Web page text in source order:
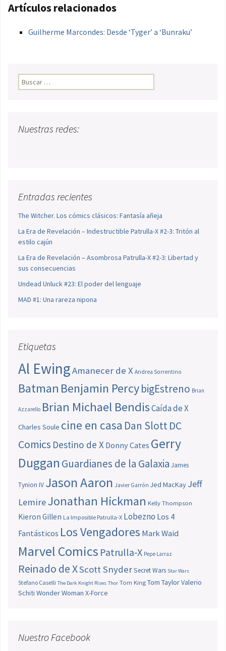
Artículos relacionados
Guilherme Marcondes: Desde ‘Tyger’ a ‘Bunraku’
Buscar:
Nuestras redes:
Entradas recientes
The Witcher. Los cómics clásicos: Fantasía añeja
La Era de Revelación – Indestructible Patrulla-X #2-3: Tritón al
estilo cajún
La Era de Revelación – Asombrosa Patrulla-X #2-3: Libertad y
sus consecuencias
Undead Unluck #23: El poder del lenguaje
MAD #1: Una rareza nipona
Etiquetas
Al EwingAmanecer de X Andrea Sorrentino
Batman Benjamin PercybigEstreno Brian
Azzarello Brian Michael BendisCaída de X
Charles Soule cine en casa Dan SlottDC
Comics Destino de X Donny Cates Gerry
Duggan Guardianes de la Galaxia James
Tynion IV Jason Aaron Javier Garrón Jed MacKay Jeff
LemireJonathan Hickman Kelly Thompson
Kieron Gillen La Imposible Patrulla-X Lobezno Los 4
Fantásticos Los Vengadores Mark Waid
Marvel Comics Patrulla-X Pepe Larraz
Reinado de XScott SnyderSecret Wars Star Wars
Stefano Caselli The Dark Knight Rises Thor Tom King Tom TaylorValerio
Schiti Wonder Woman X-Force
Nuestro Facebook